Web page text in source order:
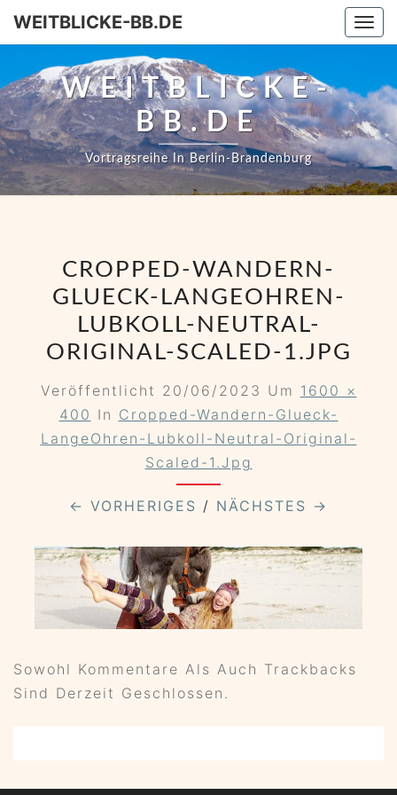
WEITBLICKE-BB.DE
WEITBLICKE-
BB.DE
Vortragsreihe In Berlin-Brandenburg
CROPPED-WANDERN-
GLUECK-LANGEOHREN-
LUBKOLL-NEUTRAL-
ORIGINAL-SCALED-1.JPG
Veröffentlicht 20/06/2023 Um 1600 ×
400 In Cropped-Wandern-Glueck-
LangeOhren-Lubkoll-Neutral-Original-
Scaled-1.jpg
← VORHERIGES / NÄCHSTES →
Sowohl Kommentare Als Auch Trackbacks
Sind Derzeit Geschlossen.